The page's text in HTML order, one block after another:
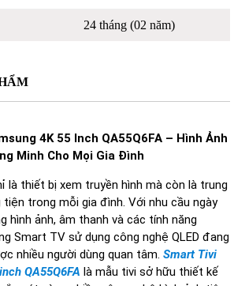
4K 55 Inch QA55Q6FA – Hình Ảnh
Minh Cho Mọi Gia Đình
ỉ là thiết bị xem truyền hình mà còn là trung
tiện trong mỗi gia đình. Với nhu cầu ngày
hình ảnh, âm thanh và các tính năng
Smart TV sử dụng công nghệ QLED đang
ợc nhiều người dùng quan tâm. Smart Tivi
QA55Q6FA là mẫu tivi sở hữu thiết kế
24 tháng (02 năm)